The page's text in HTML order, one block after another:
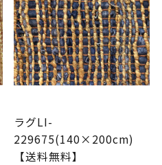
ラグLI-
229675(140×200cm)
【送料無料】